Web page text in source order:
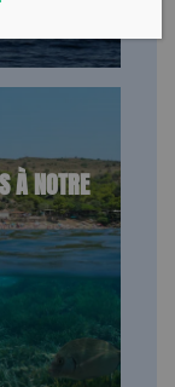
À NOTRE